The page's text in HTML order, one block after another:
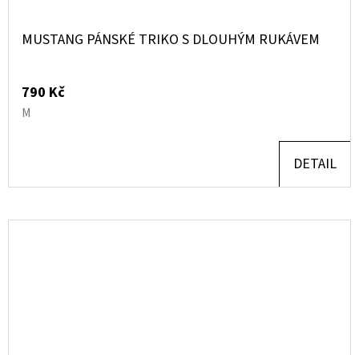
MUSTANG PÁNSKÉ TRIKO S DLOUHÝM RUKÁVEM
790 Kč
M
DETAIL